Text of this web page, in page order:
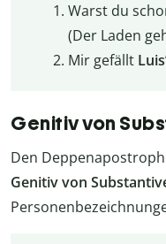
Warst du
(Der Laden
Mir gefällt
Genitiv von
Den
Genitiv von